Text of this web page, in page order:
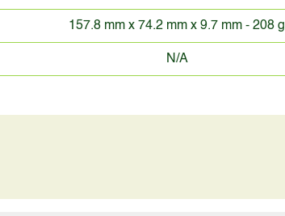
157.8 mm x 74.2 mm x 9.7 mm - 208 g
N/A